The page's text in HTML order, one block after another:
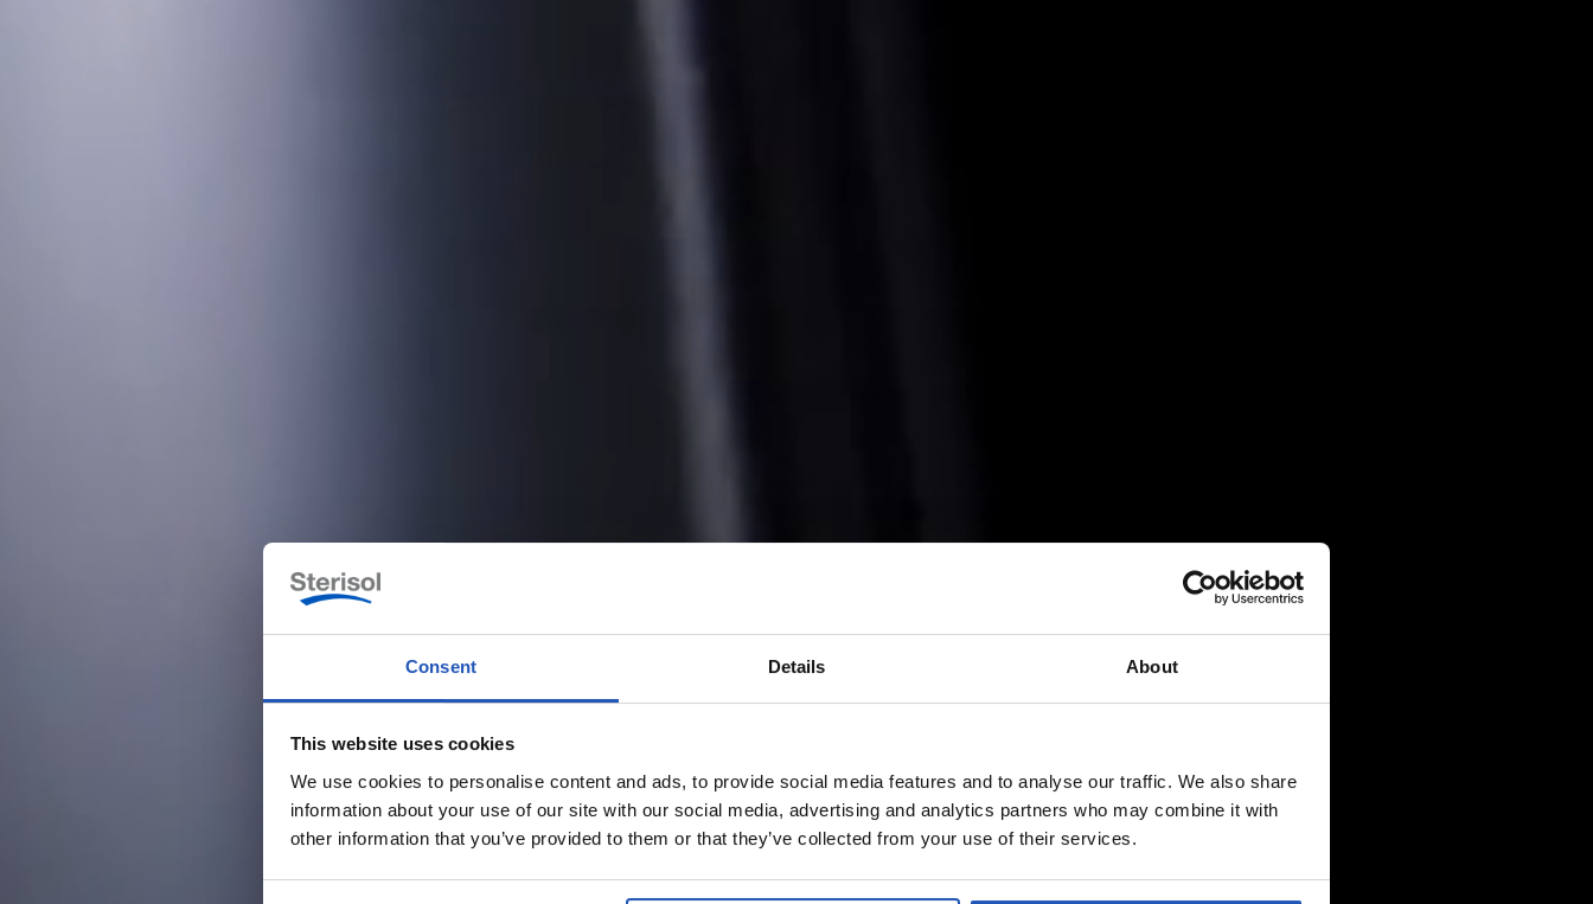
Consent Details About
This website uses cookies
We use cookies to personalise content and ads, to provide social media features and to analyse our traffic. We also share
information about your use of our site with our social media, advertising and analytics partners who may combine it with
other information that you’ve provided to them or that they’ve collected from your use of their services.